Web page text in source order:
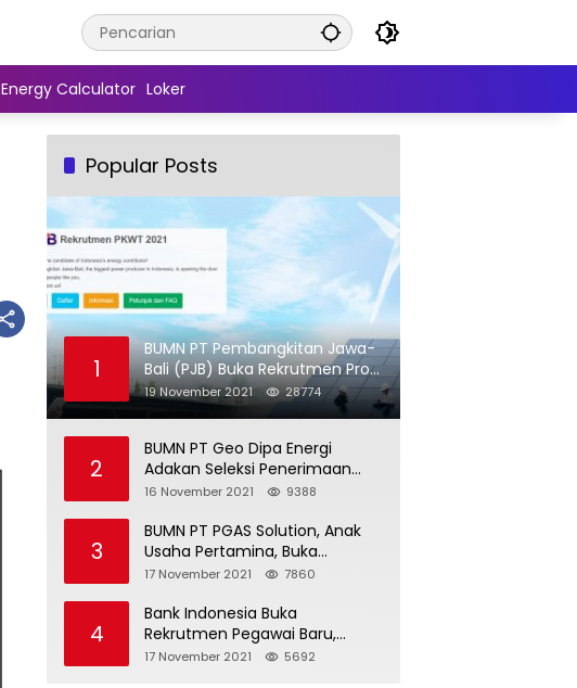
Energy Calculator Loker
Popular Posts
1
BUMN PT Pembangkitan Jawa-
Bali (PJB) Buka Rekrutmen Pro
Hire (PKWT)
19 November 2021 28774
2
BUMN PT Geo Dipa Energi
Adakan Seleksi Penerimaan
Pegawai Baru
16 November 2021 9388
3
BUMN PT PGAS Solution, Anak
Usaha Pertamina, Buka
Rekrutmen Pegawai Baru
17 November 2021 7860
4
Bank Indonesia Buka
Rekrutmen Pegawai Baru,
Tersedia 37 Posisi
17 November 2021 5692